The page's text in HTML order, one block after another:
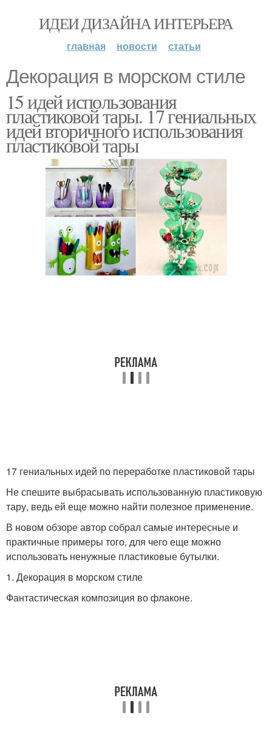
ИДЕИ ДИЗАЙНА ИНТЕРЬЕРА
главная новости статьи
Декорация в морском стиле
15 идей использования
пластиковой тары. 17 гениальных
идей вторичного использования
пластиковой тары
17 гениальных идей по переработке пластиковой тары
Не спешите выбрасывать использованную пластиковую
тару, ведь ей еще можно найти полезное применение.
В новом обзоре автор собрал самые интересные и
практичные примеры того, для чего еще можно
использовать ненужные пластиковые бутылки.
1. Декорация в морском стиле
Фантастическая композиция во флаконе.